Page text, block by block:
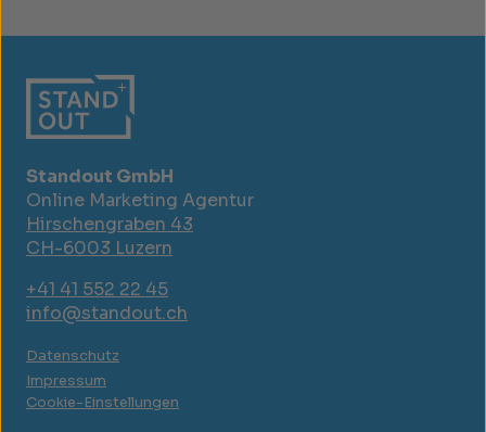
Standout GmbH
Online Marketing Agentur
Hirschengraben 43
CH-6003 Luzern
+41 41 552 22 45
info@standout.ch
Datenschutz
Impressum
Cookie-Einstellungen